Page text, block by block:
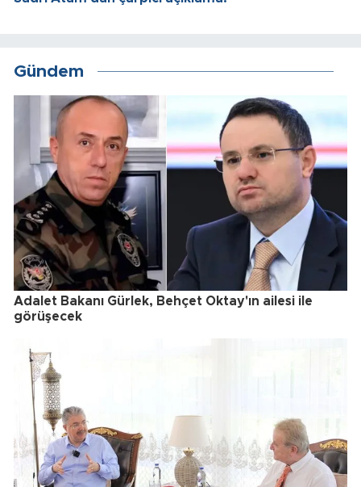
Gündem
Adalet Bakanı Gürlek, Behçet Oktay'ın ailesi ile
görüşecek